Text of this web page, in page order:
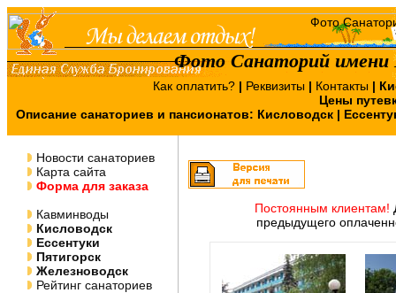
Фото Санаторий имени
Как оплатить? | Реквизиты | Контакты |
Цены
Описание санаториев и пансионатов: Кисловодск |
Новости санаториев
Карта сайта
Форма для заказа
Кавминводы
Кисловодск
Ессентуки
Пятигорск
Железноводск
Рейтинг санаториев
Постоянным клиентам!
предыдущего